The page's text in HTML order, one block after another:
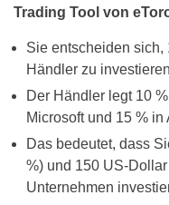
Trading Tool von
Sie entscheiden sich,
Händler zu
Der Händler legt 10
Microsoft und 15 %
Das bedeutet, dass
%) und 150 US-
Unternehmen